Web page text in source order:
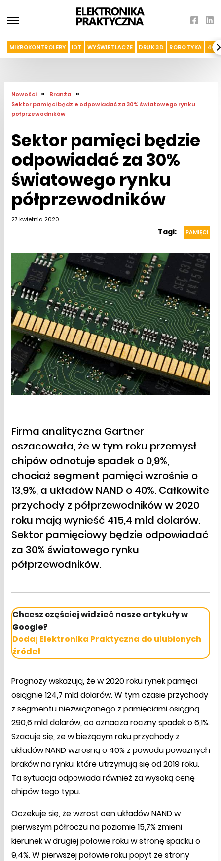
MIKROKONTROLERY IOT WYŚWIETLACZE DRUK 3D ROBOTYKA 4G I
Nowości » Branża »
Sektor pamięci będzie odpowiadać za 30% światowego rynku
półprzewodników
Sektor pamięci będzie
odpowiadać za 30%
światowego rynku
półprzewodników
27 kwietnia 2020
Tagi: PAMIĘCI
Firma analityczna Gartner
oszacowała, że w tym roku przemysł
chipów odnotuje spadek o 0,9%,
chociaż segment pamięci wzrośnie o
13,9%, a układów NAND o 40%. Całkowite
przychody z półprzewodników w 2020
roku mają wynieść 415,4 mld dolarów.
Sektor pamięciowy będzie odpowiadać
za 30% światowego rynku
półprzewodników.
Chcesz częściej widzieć nasze artykuły w
Google?
Dodaj Elektronika Praktyczna do ulubionych
źródeł
Prognozy wskazują, że w 2020 roku rynek pamięci
osiągnie 124,7 mld dolarów. W tym czasie przychody
z segmentu niezwiązanego z pamięciami osiągną
290,6 mld dolarów, co oznacza roczny spadek o 6,1%.
Szacuje się, że w bieżącym roku przychody z
układów NAND wzrosną o 40% z powodu poważnych
braków na rynku, które utrzymują się od 2019 roku.
Ta sytuacja odpowiada również za wysoką cenę
chipów tego typu.
Oczekuje się, że wzrost cen układów NAND w
pierwszym półroczu na poziomie 15,7% zmieni
kierunek w drugiej połowie roku w stronę spadku o
9,4%. W pierwszej połowie roku popyt ze strony